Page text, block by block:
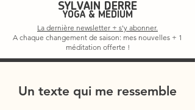
SYLVAIN DERRE
YOGA & MÉDIUM
La dernière newsletter + s'y abonner.
A chaque changement de saison: mes nouvelles + 1
méditation offerte !
Un texte qui me ressemble